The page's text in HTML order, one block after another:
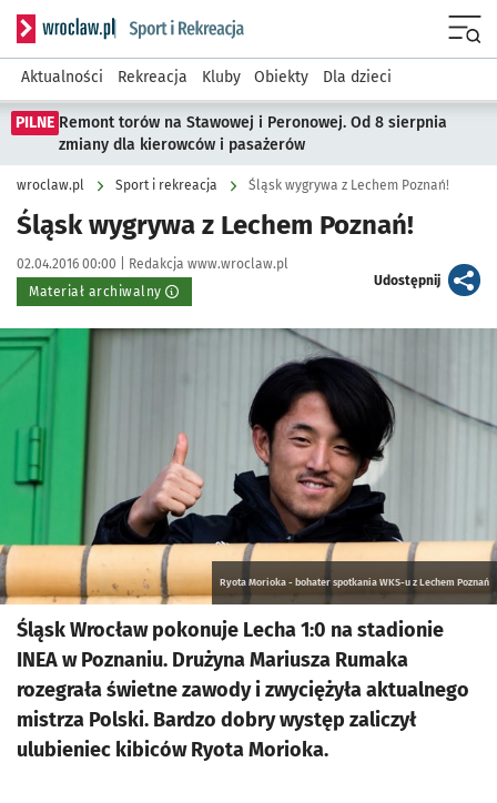
Serwis informacyjny wroclaw.pl podserwis: Sport i rekreacja
Aktualności Rekreacja Kluby Obiekty Dla dzieci
PILNE Remont torów na Stawowej i Peronowej. Od 8 sierpnia
zmiany dla kierowców i pasażerów
wroclaw.pl Sport i rekreacja Śląsk wygrywa z Lechem Poznań!
Śląsk wygrywa z Lechem Poznań!
Data publikacji:
02.04.2016 00:00 | Autor:
Redakcja www.wroclaw.pl
Materiał archiwalny
Udostępnijartykuł
Kliknij, aby powiększyć
Ryota Morioka - bohater spotkania WKS-u z Lechem Poznań
Śląsk Wrocław pokonuje Lecha 1:0 na stadionie
INEA w Poznaniu. Drużyna Mariusza Rumaka
rozegrała świetne zawody i zwyciężyła aktualnego
mistrza Polski. Bardzo dobry występ zaliczył
ulubieniec kibiców Ryota Morioka.